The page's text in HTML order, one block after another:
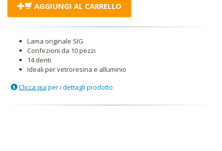
AGGIUNGI AL CARRELLO
Lama originale SIG
Confezioni da 10 pezzi
14 denti
Ideali per vetroresina e alluminio
Clicca qui per i dettagli prodotto